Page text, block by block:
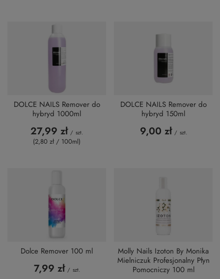
DOLCE NAILS Remover do
hybryd 1000ml
27,99 zł / szt.
(2,80 zł / 100ml)
DOLCE NAILS Remover do
hybryd 150ml
9,00 zł / szt.
Dolce Remover 100 ml
7,99 zł / szt.
Molly Nails Izoton By Monika
Mielniczuk Profesjonalny Płyn
Pomocniczy 100 ml